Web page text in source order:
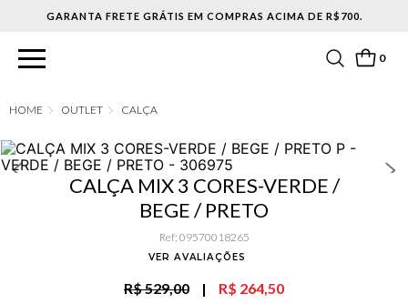
0
OUTLET CALÇA
CALÇA MIX 3 CORES-VERDE /
BEGE / PRETO
Ref: 09570018265
VER AVALIAÇÕES
R$ 529,00 | R$ 264,50